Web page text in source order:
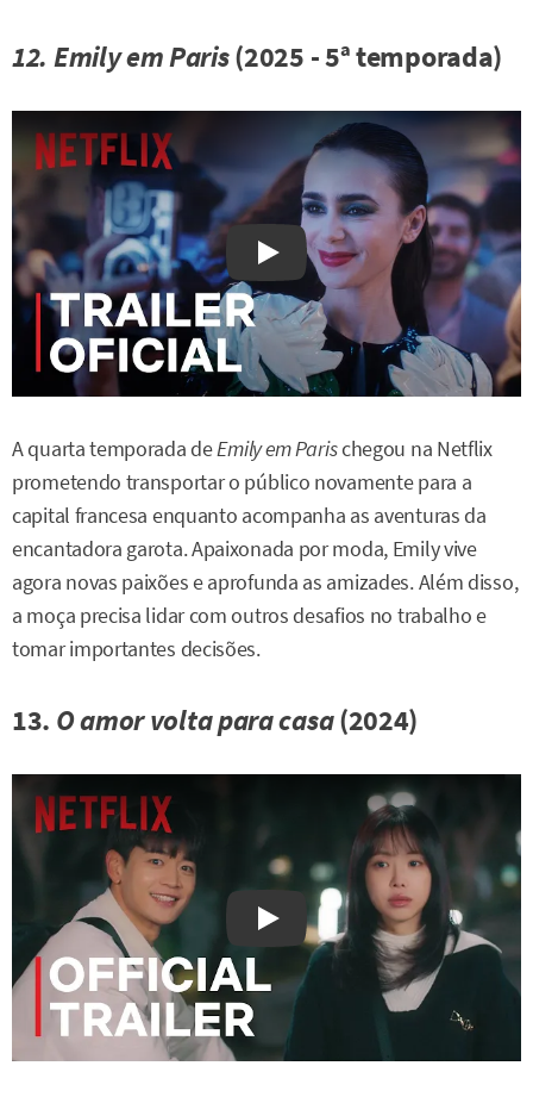
12. Emily em Paris(2025 - 5ª temporada)
Watch on YouTube
A quarta temporada deEmily em Parischegou na Netflix
prometendo transportar o público novamente para a
capital francesa enquanto acompanha as aventuras da
encantadora garota. Apaixonada por moda, Emily vive
agora novas paixões e aprofunda as amizades. Além disso,
a moça precisa lidar com outros desafios no trabalho e
tomar importantes decisões.
13. O amor volta para casa(2024)
Watch on YouTube